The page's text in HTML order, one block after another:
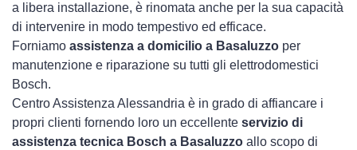
a libera installazione, è rinomata anche per la sua capacità
di intervenire in modo tempestivo ed efficace.
Forniamo assistenza a domicilio a Basaluzzo per
manutenzione e riparazione su tutti gli elettrodomestici
Bosch.
Centro Assistenza Alessandria è in grado di affiancare i
propri clienti fornendo loro un eccellente servizio di
assistenza tecnica Bosch a Basaluzzo allo scopo di